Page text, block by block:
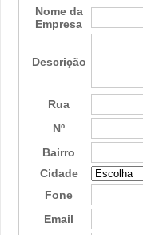
Nome da
Empresa
Descrição
Rua
Nº
Bairro
Cidade
Fone
Email